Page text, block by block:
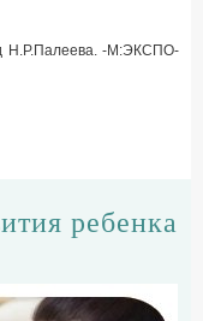
Н.Р.Палеева. -М:ЭКСПО-
ребенка